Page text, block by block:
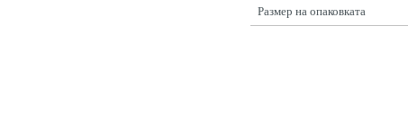
Размер на опаковката